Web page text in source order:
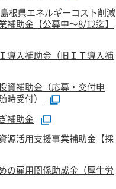
根県エネルギーコスト削減
補助金【公募中～8/12迄】
導入補助金（旧ＩＴ導入補
資補助金（応募・交付申
時受付）
補助金
源活用支援事業補助金【採
の雇用関係助成金（厚生労